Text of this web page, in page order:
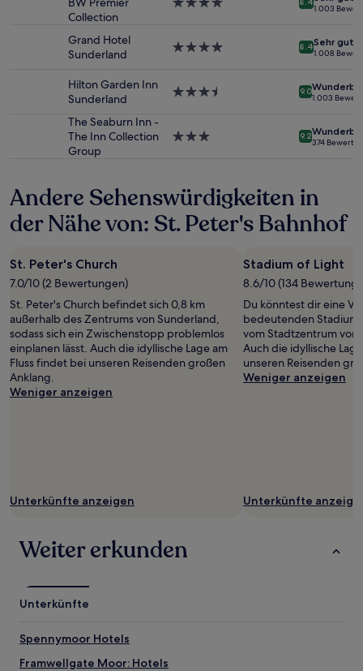
Verfügbarkeiten
zusätzliche
Collection
1.003
Grand Hotel
Sunderland
4.0-
8.4Sehr gut
1.008
Hilton Garden Inn
Sunderland
3.5-
9.0
1.003
The Seaburn Inn -
The Inn Collection
Group
3.0-
9.2
374
Andere Sehenswürdigkeiten in
der Nähe von: St. Peter's Bahnhof
St. Peter's Church
7.0/10 (2 Bewertungen)
St. Peter's Church befindet sich 0,8 km
außerhalb des Zentrums von Sunderland,
sodass sich ein Zwischenstopp problemlos
einplanen lässt. Auch die idyllische Lage am
Fluss findet bei unseren Reisenden großen
Anklang.
Weniger anzeigen
Unterkünfte anzeigen
Stadium of Light
8.6/10 (134
Du könntest dir eine
bedeutenden Stadium
vom Stadtzentrum
Auch die idyllische
unseren Reisenden
Weniger anzeigen
Unterkünfte
Weiter erkunden
Unterkünfte
Spennymoor Hotels
Framwellgate Moor: Hotels